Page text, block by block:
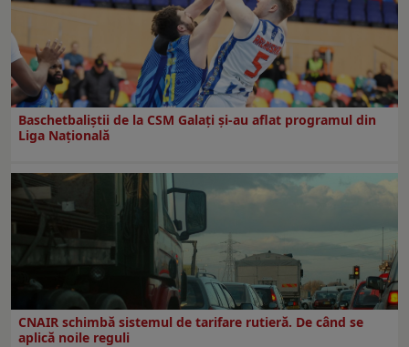
Baschetbaliștii de la CSM Galați și-au aflat programul din
Liga Națională
CNAIR schimbă sistemul de tarifare rutieră. De când se
aplică noile reguli